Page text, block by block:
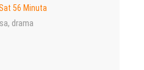
56 Minuta
, drama